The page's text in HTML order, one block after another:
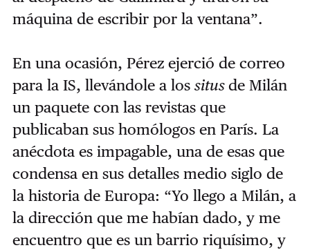
máquina de escribir por la ventana”.
En una ocasión, Pérez ejerció de correo
para la IS, llevándole a los situsde Milán
un paquete con las revistas que
publicaban sus homólogos en París. La
anécdota es impagable, una de esas que
condensa en sus detalles medio siglo de
la historia de Europa: “Yo llego a Milán, a
la dirección que me habían dado, y me
encuentro que es un barrio riquísimo, y